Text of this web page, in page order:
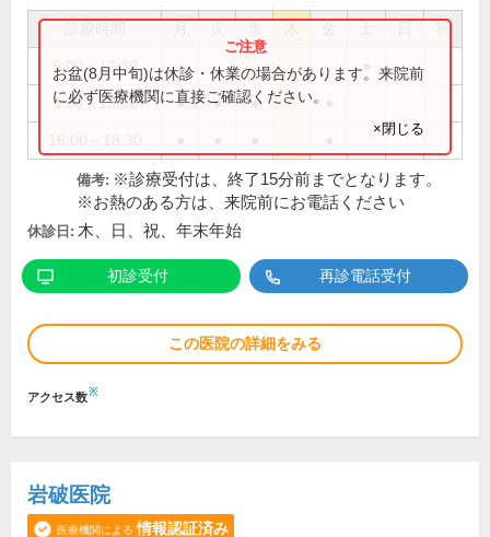
祝
9:00～12:30
9:00～13:00 ● ● ●
お盆(8月中旬)は休診・休業の場合があります。来院前
に必ず医療機関に直接ご確認ください。
×閉じる
備考: ※診療受付は、終了15分前までとなります。
※お熱のある方は、来院前にお電話ください
休診日: 木、日、祝、年末年始
初診受付 再診電話受付
この医院の詳細をみる
アクセス数※
岩破医院
医療機関による 情報認証済み